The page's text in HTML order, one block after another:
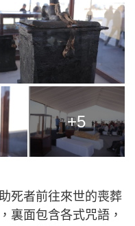
+5
死者前往來世的喪葬
裏面包含各式咒語，